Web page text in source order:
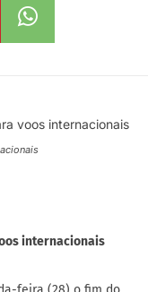
internacionais